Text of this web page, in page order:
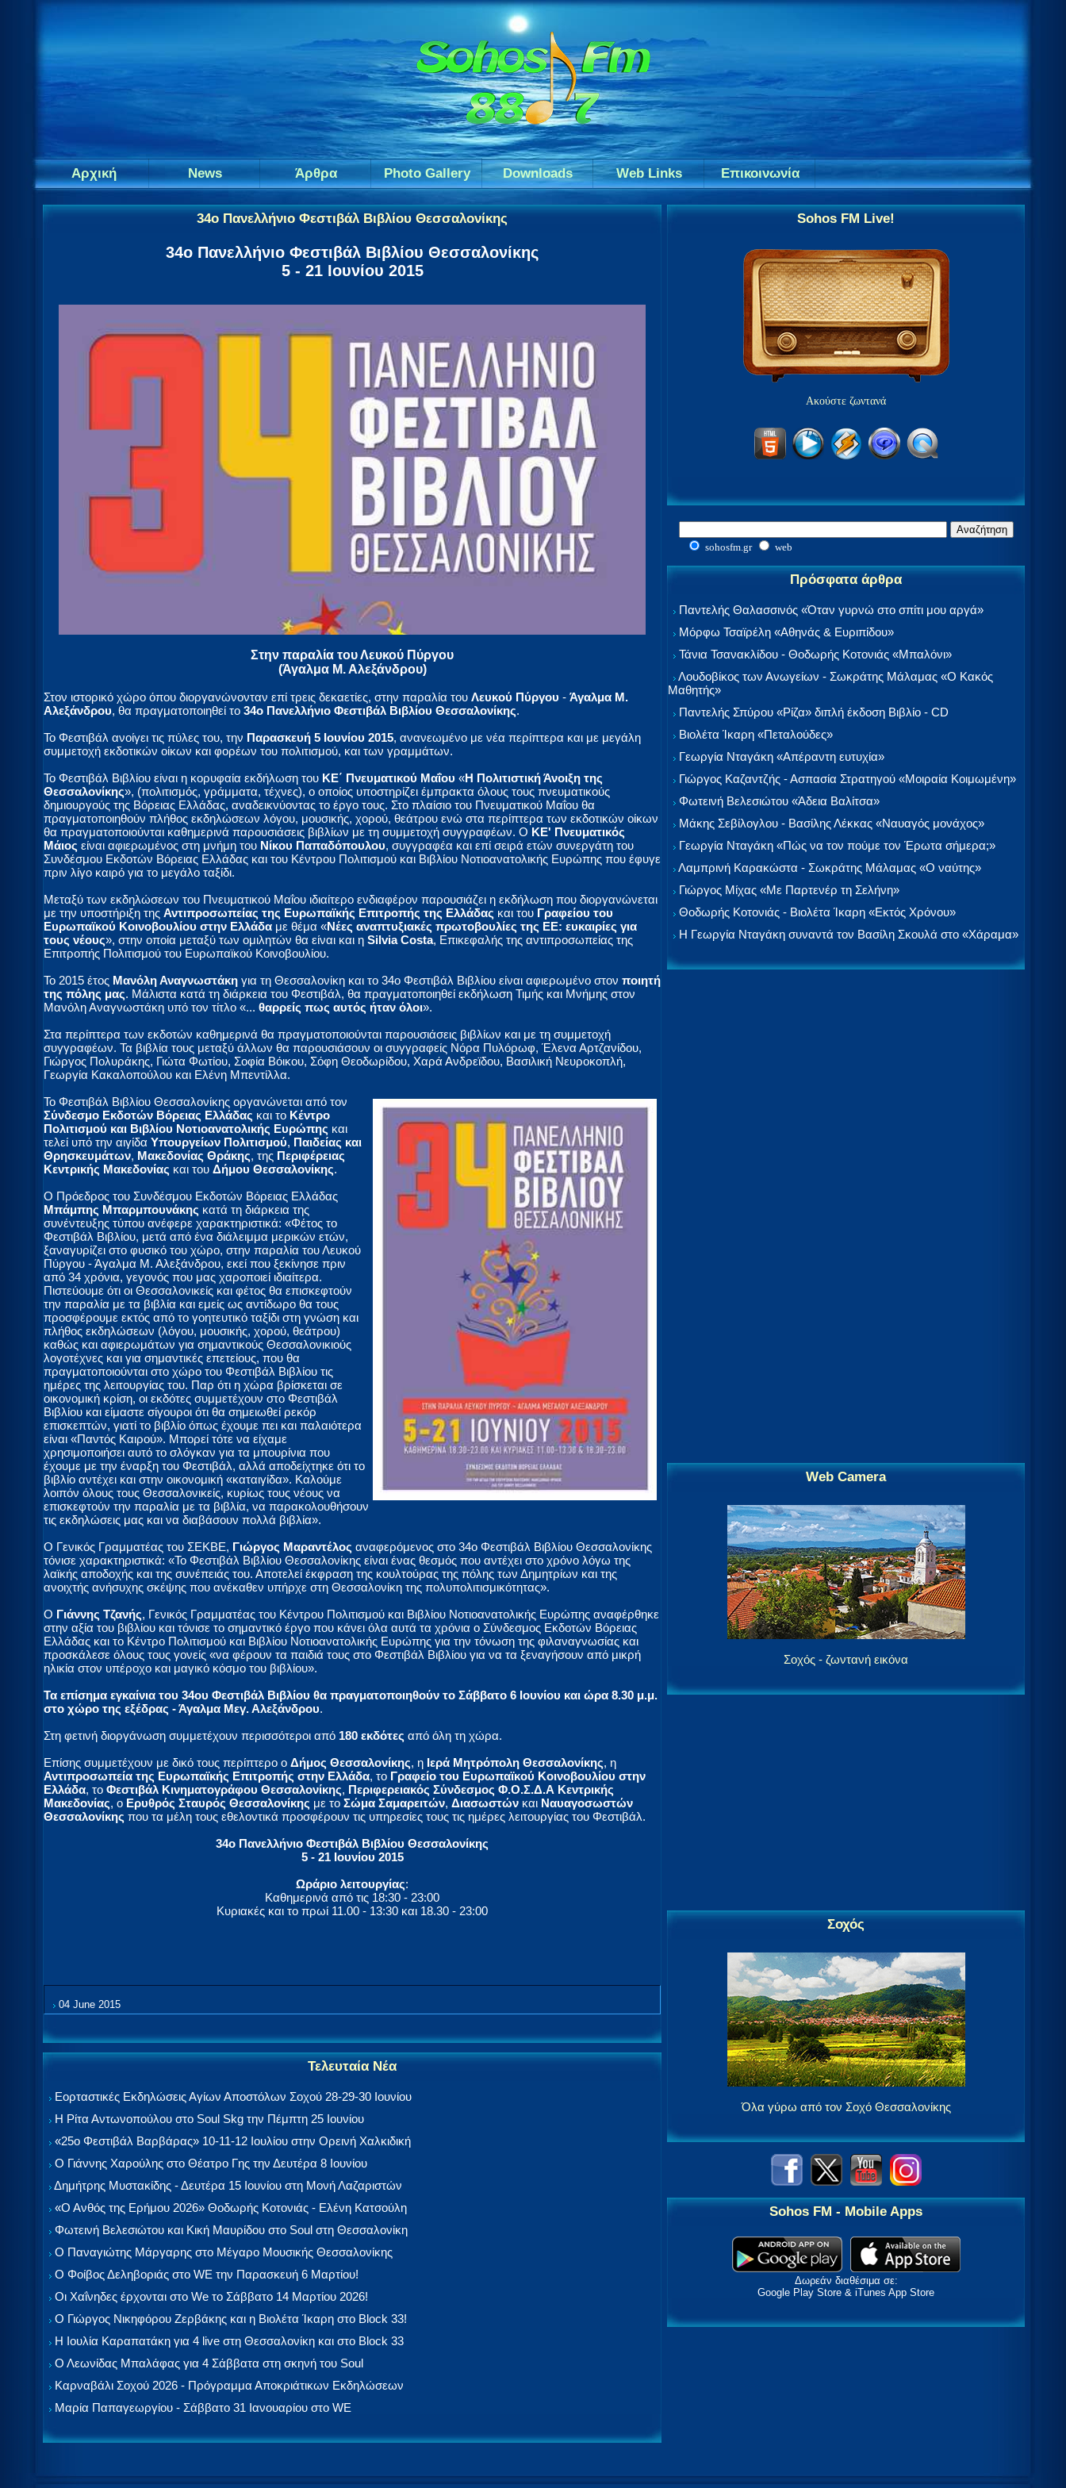
Αρχική News Άρθρα Photo Gallery Downloads Web Links Επικοινωνία
34ο Πανελλήνιο Φεστιβάλ Βιβλίου Θεσσαλονίκης
34ο Πανελλήνιο Φεστιβάλ Βιβλίου Θεσσαλονίκης
5 - 21 Ιουνίου 2015
Στην παραλία του Λευκού Πύργου
(Άγαλμα Μ. Αλεξάνδρου)
Στον ιστορικό χώρο όπου διοργανώνονταν επί τρεις δεκαετίες, στην παραλία του Λευκού Πύργου - Άγαλμα Μ.
Αλεξάνδρου, θα πραγματοποιηθεί το 34ο Πανελλήνιο Φεστιβάλ Βιβλίου Θεσσαλονίκης.
Το Φεστιβάλ ανοίγει τις πύλες του, την Παρασκευή 5 Ιουνίου 2015, ανανεωμένο με νέα περίπτερα και με μεγάλη
συμμετοχή εκδοτικών οίκων και φορέων του πολιτισμού, και των γραμμάτων.
Το Φεστιβάλ Βιβλίου είναι η κορυφαία εκδήλωση του ΚΕ΄ Πνευματικού Μαΐου «Η Πολιτιστική Άνοιξη της
Θεσσαλονίκης», (πολιτισμός, γράμματα, τέχνες), ο οποίος υποστηρίζει έμπρακτα όλους τους πνευματικούς
δημιουργούς της Βόρειας Ελλάδας, αναδεικνύοντας το έργο τους. Στο πλαίσιο του Πνευματικού Μαΐου θα
πραγματοποιηθούν πλήθος εκδηλώσεων λόγου, μουσικής, χορού, θεάτρου ενώ στα περίπτερα των εκδοτικών οίκων
θα πραγματοποιούνται καθημερινά παρουσιάσεις βιβλίων με τη συμμετοχή συγγραφέων. Ο ΚΕ' Πνευματικός
Μάιος είναι αφιερωμένος στη μνήμη του Νίκου Παπαδόπουλου, συγγραφέα και επί σειρά ετών συνεργάτη του
Συνδέσμου Εκδοτών Βόρειας Ελλάδας και του Κέντρου Πολιτισμού και Βιβλίου Νοτιοανατολικής Ευρώπης που έφυγε
πριν λίγο καιρό για το μεγάλο ταξίδι.
Μεταξύ των εκδηλώσεων του Πνευματικού Μαΐου ιδιαίτερο ενδιαφέρον παρουσιάζει η εκδήλωση που διοργανώνεται
με την υποστήριξη της Αντιπροσωπείας της Ευρωπαϊκής Επιτροπής της Ελλάδας και του Γραφείου του
Ευρωπαϊκού Κοινοβουλίου στην Ελλάδα με θέμα «Νέες αναπτυξιακές πρωτοβουλίες της ΕΕ: ευκαιρίες για
τους νέους», στην οποία μεταξύ των ομιλητών θα είναι και η Silvia Costa, Επικεφαλής της αντιπροσωπείας της
Επιτροπής Πολιτισμού του Ευρωπαϊκού Κοινοβουλίου.
Το 2015 έτος Μανόλη Αναγνωστάκη για τη Θεσσαλονίκη και το 34ο Φεστιβάλ Βιβλίου είναι αφιερωμένο στον ποιητή
της πόλης μας. Μάλιστα κατά τη διάρκεια του Φεστιβάλ, θα πραγματοποιηθεί εκδήλωση Τιμής και Μνήμης στον
Μανόλη Αναγνωστάκη υπό τον τίτλο «... θαρρείς πως αυτός ήταν όλοι».
Στα περίπτερα των εκδοτών καθημερινά θα πραγματοποιούνται παρουσιάσεις βιβλίων και με τη συμμετοχή
συγγραφέων. Τα βιβλία τους μεταξύ άλλων θα παρουσιάσουν οι συγγραφείς Νόρα Πυλόρωφ, Έλενα Αρτζανίδου,
Γιώργος Πολυράκης, Γιώτα Φωτίου, Σοφία Βόικου, Σόφη Θεοδωρίδου, Χαρά Ανδρεϊδου, Βασιλική Νευροκοπλή,
Γεωργία Κακαλοπούλου και Ελένη Μπεντίλλα.
Το Φεστιβάλ Βιβλίου Θεσσαλονίκης οργανώνεται από τον
Σύνδεσμο Εκδοτών Βόρειας Ελλάδας και το Κέντρο
Πολιτισμού και Βιβλίου Νοτιοανατολικής Ευρώπης και
τελεί υπό την αιγίδα Υπουργείων Πολιτισμού, Παιδείας και
Θρησκευμάτων, Μακεδονίας Θράκης, της Περιφέρειας
Κεντρικής Μακεδονίας και του Δήμου Θεσσαλονίκης.
Ο Πρόεδρος του Συνδέσμου Εκδοτών Βόρειας Ελλάδας
Μπάμπης Μπαρμπουνάκης κατά τη διάρκεια της
συνέντευξης τύπου ανέφερε χαρακτηριστικά: «Φέτος το
Φεστιβάλ Βιβλίου, μετά από ένα διάλειμμα μερικών ετών,
ξαναγυρίζει στο φυσικό του χώρο, στην παραλία του Λευκού
Πύργου - Άγαλμα Μ. Αλεξάνδρου, εκεί που ξεκίνησε πριν
από 34 χρόνια, γεγονός που μας χαροποιεί ιδιαίτερα.
Πιστεύουμε ότι οι Θεσσαλονικείς και φέτος θα επισκεφτούν
την παραλία με τα βιβλία και εμείς ως αντίδωρο θα τους
προσφέρουμε εκτός από το γοητευτικό ταξίδι στη γνώση και
πλήθος εκδηλώσεων (λόγου, μουσικής, χορού, θεάτρου)
καθώς και αφιερωμάτων για σημαντικούς Θεσσαλονικιούς
λογοτέχνες και για σημαντικές επετείους, που θα
πραγματοποιούνται στο χώρο του Φεστιβάλ Βιβλίου τις
ημέρες της λειτουργίας του. Παρ ότι η χώρα βρίσκεται σε
οικονομική κρίση, οι εκδότες συμμετέχουν στο Φεστιβάλ
Βιβλίου και είμαστε σίγουροι ότι θα σημειωθεί ρεκόρ
επισκεπτών, γιατί το βιβλίο όπως έχουμε πει και παλαιότερα
είναι «Παντός Καιρού». Μπορεί τότε να είχαμε
χρησιμοποιήσει αυτό το σλόγκαν για τα μπουρίνια που
έχουμε με την έναρξη του Φεστιβάλ, αλλά αποδείχτηκε ότι το
βιβλίο αντέχει και στην οικονομική «καταιγίδα». Καλούμε
λοιπόν όλους τους Θεσσαλονικείς, κυρίως τους νέους να
επισκεφτούν την παραλία με τα βιβλία, να παρακολουθήσουν
τις εκδηλώσεις μας και να διαβάσουν πολλά βιβλία».
O Γενικός Γραμματέας του ΣΕΚΒΕ, Γιώργος Μαραντέλος αναφερόμενος στο 34ο Φεστιβάλ Βιβλίου Θεσσαλονίκης
τόνισε χαρακτηριστικά: «Το Φεστιβάλ Βιβλίου Θεσσαλονίκης είναι ένας θεσμός που αντέχει στο χρόνο λόγω της
λαϊκής αποδοχής και της συνέπειάς του. Αποτελεί έκφραση της κουλτούρας της πόλης των Δημητρίων και της
ανοιχτής ανήσυχης σκέψης που ανέκαθεν υπήρχε στη Θεσσαλονίκη της πολυπολιτισμικότητας».
Ο Γιάννης Τζανής, Γενικός Γραμματέας του Κέντρου Πολιτισμού και Βιβλίου Νοτιοανατολικής Ευρώπης αναφέρθηκε
στην αξία του βιβλίου και τόνισε το σημαντικό έργο που κάνει όλα αυτά τα χρόνια ο Σύνδεσμος Εκδοτών Βόρειας
Ελλάδας και το Κέντρο Πολιτισμού και Βιβλίου Νοτιοανατολικής Ευρώπης για την τόνωση της φιλαναγνωσίας και
προσκάλεσε όλους τους γονείς «να φέρουν τα παιδιά τους στο Φεστιβάλ Βιβλίου για να τα ξεναγήσουν από μικρή
ηλικία στον υπέροχο και μαγικό κόσμο του βιβλίου».
Τα επίσημα εγκαίνια του 34ου Φεστιβάλ Βιβλίου θα πραγματοποιηθούν το Σάββατο 6 Ιουνίου και ώρα 8.30 μ.μ.
στο χώρο της εξέδρας - Άγαλμα Μεγ. Αλεξάνδρου.
Στη φετινή διοργάνωση συμμετέχουν περισσότεροι από 180 εκδότες από όλη τη χώρα.
Επίσης συμμετέχουν με δικό τους περίπτερο ο Δήμος Θεσσαλονίκης, η Ιερά Μητρόπολη Θεσσαλονίκης, η
Αντιπροσωπεία της Ευρωπαϊκής Επιτροπής στην Ελλάδα, το Γραφείο του Ευρωπαϊκού Κοινοβουλίου στην
Ελλάδα, το Φεστιβάλ Κινηματογράφου Θεσσαλονίκης, Περιφερειακός Σύνδεσμος Φ.Ο.Σ.Δ.Α Κεντρικής
Μακεδονίας, ο Ερυθρός Σταυρός Θεσσαλονίκης με το Σώμα Σαμαρειτών, Διασωστών και Ναυαγοσωστών
Θεσσαλονίκης που τα μέλη τους εθελοντικά προσφέρουν τις υπηρεσίες τους τις ημέρες λειτουργίας του Φεστιβάλ.
34ο Πανελλήνιο Φεστιβάλ Βιβλίου Θεσσαλονίκης
5 - 21 Ιουνίου 2015
Ωράριο λειτουργίας:
Καθημερινά από τις 18:30 - 23:00
Κυριακές και το πρωί 11.00 - 13:30 και 18.30 - 23:00
04 June 2015
Τελευταία Νέα
Εορταστικές Εκδηλώσεις Αγίων Αποστόλων Σοχού 28-29-30 Ιουνίου
Η Ρίτα Αντωνοπούλου στο Soul Skg την Πέμπτη 25 Ιουνίου
«25ο Φεστιβάλ Βαρβάρας» 10-11-12 Ιουλίου στην Ορεινή Χαλκιδική
Ο Γιάννης Χαρούλης στο Θέατρο Γης την Δευτέρα 8 Ιουνίου
Δημήτρης Μυστακίδης - Δευτέρα 15 Ιουνίου στη Μονή Λαζαριστών
«Ο Ανθός της Ερήμου 2026» Θοδωρής Κοτονιάς - Ελένη Κατσούλη
Φωτεινή Βελεσιώτου και Κική Μαυρίδου στο Soul στη Θεσσαλονίκη
Ο Παναγιώτης Μάργαρης στο Μέγαρο Μουσικής Θεσσαλονίκης
Ο Φοίβος Δεληβοριάς στο WE την Παρασκευή 6 Μαρτίου!
Οι Χαΐνηδες έρχονται στο We το Σάββατο 14 Μαρτίου 2026!
Ο Γιώργος Νικηφόρου Ζερβάκης και η Βιολέτα Ίκαρη στο Block 33!
Η Ιουλία Καραπατάκη για 4 live στη Θεσσαλονίκη και στο Block 33
Ο Λεωνίδας Μπαλάφας για 4 Σάββατα στη σκηνή του Soul
Καρναβάλι Σοχού 2026 - Πρόγραμμα Αποκριάτικων Εκδηλώσεων
Μαρία Παπαγεωργίου - Σάββατο 31 Ιανουαρίου στο WE
Sohos FM Live!
Ακούστε ζωντανά
sohosfm.gr web
Πρόσφατα άρθρα
Παντελής Θαλασσινός «Όταν γυρνώ στο σπίτι μου αργά»
Μόρφω Τσαϊρέλη «Αθηνάς & Ευριπίδου»
Τάνια Τσανακλίδου - Θοδωρής Κοτονιάς «Μπαλόνι»
Λουδοβίκος των Ανωγείων - Σωκράτης Μάλαμας «Ο Κακός
Μαθητής»
Παντελής Σπύρου «Ρίζα» διπλή έκδοση Βιβλίο - CD
Βιολέτα Ίκαρη «Πεταλούδες»
Γεωργία Νταγάκη «Aπέραντη ευτυχία»
Γιώργος Καζαντζής - Ασπασία Στρατηγού «Μοιραία Κοιμωμένη»
Φωτεινή Βελεσιώτου «Άδεια Βαλίτσα»
Μάκης Σεβίλογλου - Βασίλης Λέκκας «Ναυαγός μονάχος»
Γεωργία Νταγάκη «Πώς να τον πούμε τον Έρωτα σήμερα;»
Λαμπρινή Καρακώστα - Σωκράτης Μάλαμας «Ο ναύτης»
Γιώργος Μίχας «Με Παρτενέρ τη Σελήνη»
Θοδωρής Κοτονιάς - Βιολέτα Ίκαρη «Εκτός Χρόνου»
Η Γεωργία Νταγάκη συναντά τον Βασίλη Σκουλά στο «Χάραμα»
Web Camera
Σοχός - ζωντανή εικόνα
Σοχός
Όλα γύρω από τον Σοχό Θεσσαλονίκης
Sohos FM - Mobile Apps
Δωρεάν διαθέσιμα σε:
Google Play Store & iTunes App Store